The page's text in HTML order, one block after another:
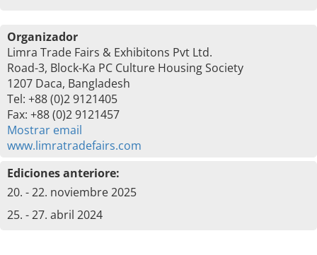
Organizador
Limra Trade Fairs & Exhibitons Pvt Ltd.
Road-3, Block-Ka PC Culture Housing Society
1207 Daca, Bangladesh
Tel: +88 (0)2 9121405
Fax: +88 (0)2 9121457
Mostrar email
www.limratradefairs.com
Ediciones anteriore:
20. - 22. noviembre 2025
25. - 27. abril 2024